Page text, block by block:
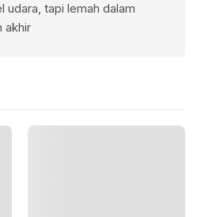
udara, tapi lemah dalam
akhir